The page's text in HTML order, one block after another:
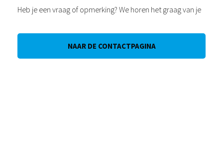
Heb je een vraag of opmerking? We horen het graag van je
NAAR DE CONTACTPAGINA